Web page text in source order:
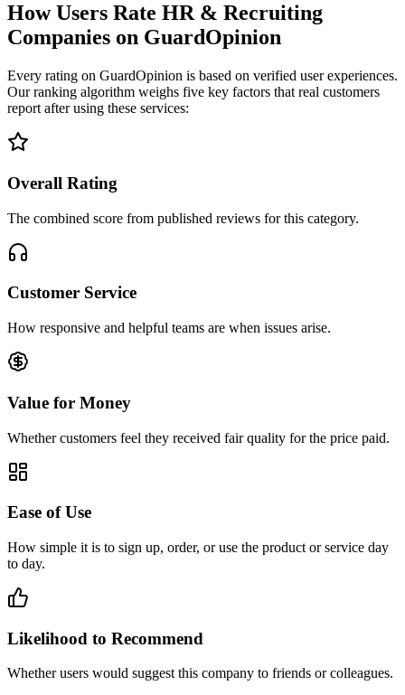
How Users Rate HR & Recruiting
Companies on GuardOpinion
Every rating on GuardOpinion is based on verified user experiences.
Our ranking algorithm weighs five key factors that real customers
report after using these services:
Overall Rating
The combined score from published reviews for this category.
Customer Service
How responsive and helpful teams are when issues arise.
Value for Money
Whether customers feel they received fair quality for the price paid.
Ease of Use
How simple it is to sign up, order, or use the product or service day
to day.
Likelihood to Recommend
Whether users would suggest this company to friends or colleagues.